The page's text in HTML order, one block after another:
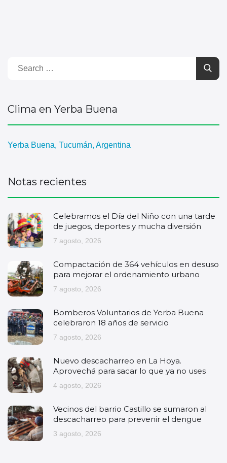
Clima en Yerba Buena
Yerba Buena, Tucumán, Argentina
Notas recientes
Celebramos el Día del Niño con una tarde
de juegos, deportes y mucha diversión
7 agosto, 2026
Compactación de 364 vehículos en desuso
para mejorar el ordenamiento urbano
7 agosto, 2026
Bomberos Voluntarios de Yerba Buena
celebraron 18 años de servicio
7 agosto, 2026
Nuevo descacharreo en La Hoya.
Aprovechá para sacar lo que ya no uses
4 agosto, 2026
Vecinos del barrio Castillo se sumaron al
descacharreo para prevenir el dengue
3 agosto, 2026